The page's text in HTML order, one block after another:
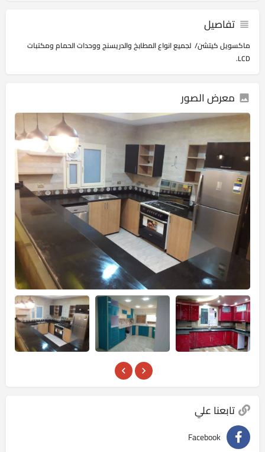
تفاصيل
ماكسويل كيتشن/ لجميع انواع المطابخ والدريسنج ووحدات الحمام ومكتبات
LCD.
معرض الصور
تابعنا علي
Facebook